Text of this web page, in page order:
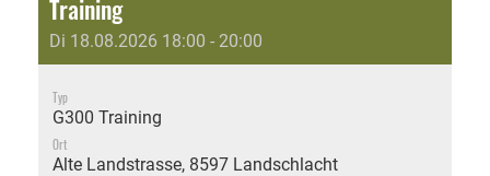
Training
Di 18.08.2026 18:00 - 20:00
Typ
G300 Training
Ort
Alte Landstrasse, 8597 Landschlacht